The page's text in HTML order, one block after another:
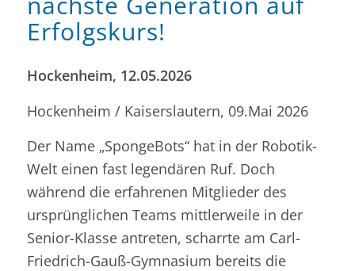
Erfolgskurs!
Hockenheim, 12.05.2026
Hockenheim / Kaiserslautern, 09.Mai 2026
Der Name „SpongeBots“ hat in der Robotik-
Welt einen fast legendären Ruf. Doch
während die erfahrenen Mitglieder des
ursprünglichen Teams mittlerweile in der
Senior-Klasse antreten, scharrte am Carl-
Friedrich-Gauß-Gymnasium bereits die